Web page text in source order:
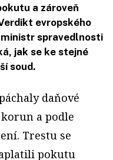
a zároveň
evropského
spravedlnosti
jak se ke stejné
soud.
daňové
a podle
Trestu se
pokutu